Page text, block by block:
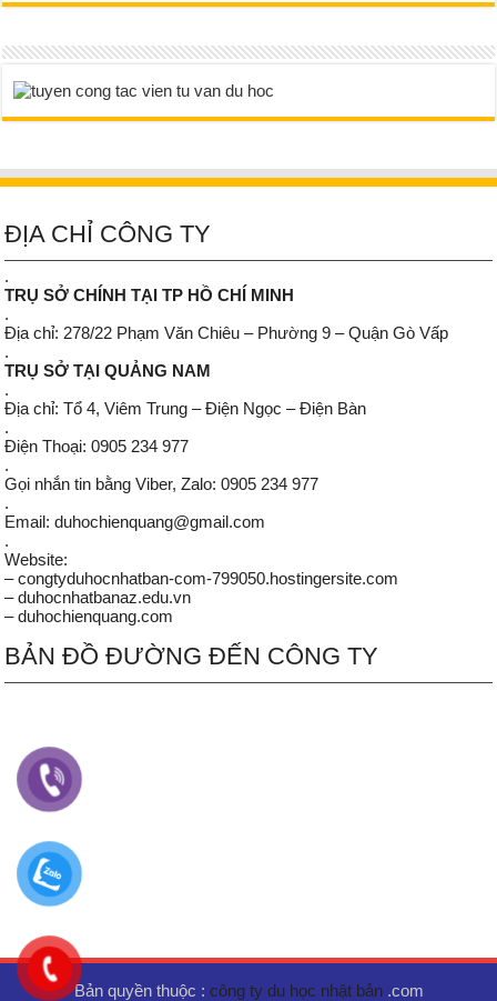
ĐỊA CHỈ CÔNG TY
.
TRỤ SỞ CHÍNH TẠI TP HỒ CHÍ MINH
.
Địa chỉ: 278/22 Phạm Văn Chiêu – Phường 9 – Quận Gò Vấp
.
TRỤ SỞ TẠI QUẢNG NAM
.
Địa chỉ: Tổ 4, Viêm Trung – Điện Ngọc – Điện Bàn
.
Điện Thoại: 0905 234 977
.
Gọi nhắn tin bằng Viber, Zalo: 0905 234 977
.
Email: duhochienquang@gmail.com
.
Website:
– congtyduhocnhatban-com-799050.hostingersite.com
– duhocnhatbanaz.edu.vn
– duhochienquang.com
BẢN ĐỒ ĐƯỜNG ĐẾN CÔNG TY
Bản quyền thuộc : công ty du học nhật bản .com